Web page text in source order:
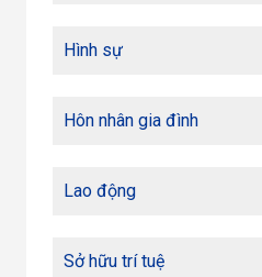
Hình sự
Hôn nhân gia đình
Lao động
Sở hữu trí tuệ